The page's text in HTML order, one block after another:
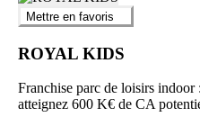
Mettre en favoris
ROYAL KIDS
Franchise parc de loisirs
atteignez 600 K€ de CA